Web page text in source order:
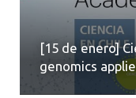
[15 de enero]
genomics